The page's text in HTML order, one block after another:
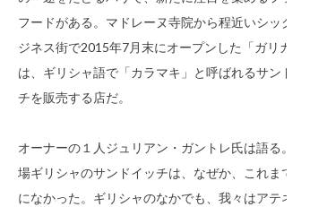
フードがある。マドレーヌ寺院から程近いシックなビ
ジネス街で2015年7月末にオープンした「ガリカ」
は、ギリシャ語で「カラマキ」と呼ばれるサンドイッ
チを販売する店だ。
オーナーの１人ジュリアン・ガントレ氏は語る。「本
場ギリシャのサンドイッチは、なぜか、これまでパリ
になかった。ギリシャのなかでも、我々はアテネの旧